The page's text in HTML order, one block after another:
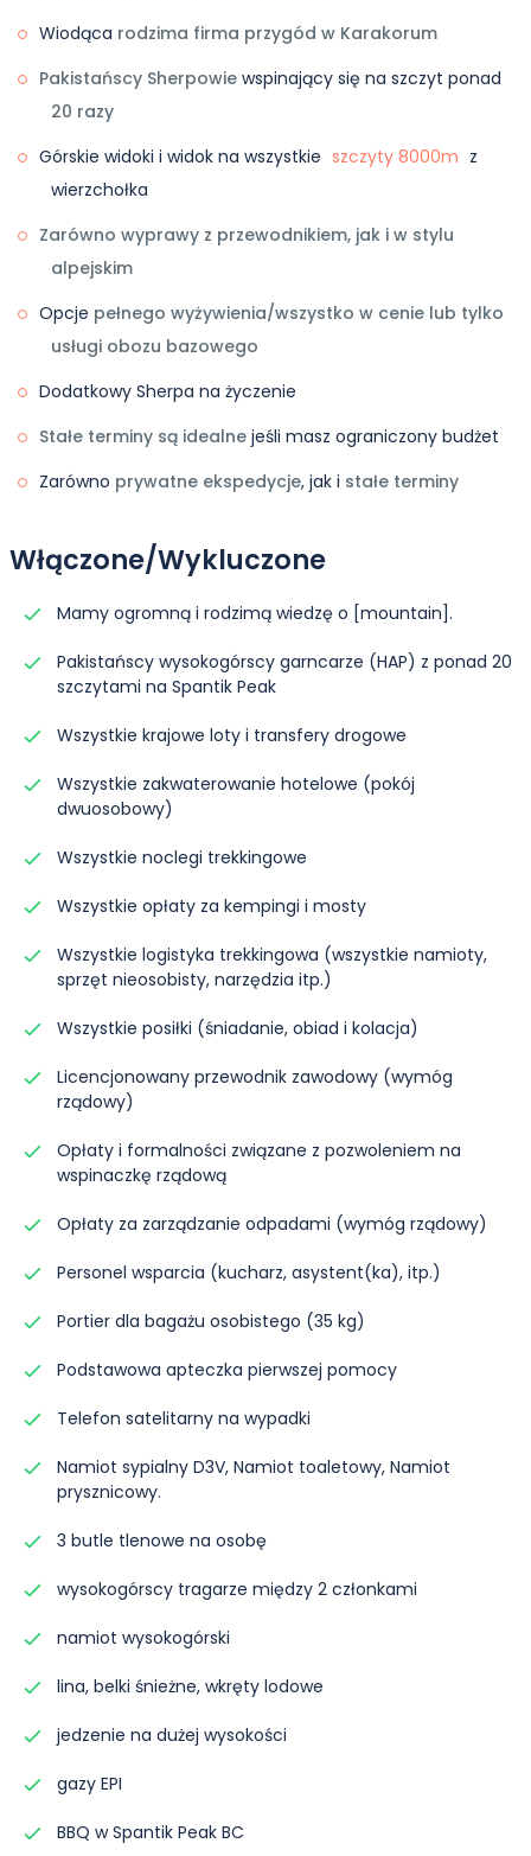
Wiodąca rodzima firma przygód w Karakorum
Pakistańscy Sherpowie wspinający się na szczyt ponad
20 razy
Górskie widoki i widok na wszystkie szczyty 8000m z
wierzchołka
Zarówno wyprawy z przewodnikiem, jak i w stylu
alpejskim
Opcje pełnego wyżywienia/wszystko w cenie lub tylko
usługi obozu bazowego
Dodatkowy Sherpa na życzenie
Stałe terminy są idealne jeśli masz ograniczony budżet
Zarówno prywatne ekspedycje, jak i stałe terminy
Włączone/Wykluczone
Mamy ogromną i rodzimą wiedzę o [mountain].
Pakistańscy wysokogórscy garncarze (HAP) z ponad 20
szczytami na Spantik Peak
Wszystkie krajowe loty i transfery drogowe
Wszystkie zakwaterowanie hotelowe (pokój
dwuosobowy)
Wszystkie noclegi trekkingowe
Wszystkie opłaty za kempingi i mosty
Wszystkie logistyka trekkingowa (wszystkie namioty,
sprzęt nieosobisty, narzędzia itp.)
Wszystkie posiłki (śniadanie, obiad i kolacja)
Licencjonowany przewodnik zawodowy (wymóg
rządowy)
Opłaty i formalności związane z pozwoleniem na
wspinaczkę rządową
Opłaty za zarządzanie odpadami (wymóg rządowy)
Personel wsparcia (kucharz, asystent(ka), itp.)
Portier dla bagażu osobistego (35 kg)
Podstawowa apteczka pierwszej pomocy
Telefon satelitarny na wypadki
Namiot sypialny D3V, Namiot toaletowy, Namiot
prysznicowy.
3 butle tlenowe na osobę
wysokogórscy tragarze między 2 członkami
namiot wysokogórski
lina, belki śnieżne, wkręty lodowe
jedzenie na dużej wysokości
gazy EPI
BBQ w Spantik Peak BC